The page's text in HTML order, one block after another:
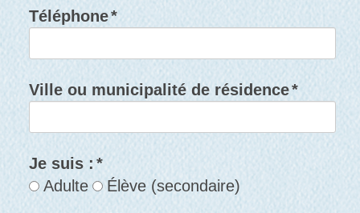
Téléphone*
Ville ou municipalité de résidence*
Je suis : *
Adulte
Élève (secondaire)